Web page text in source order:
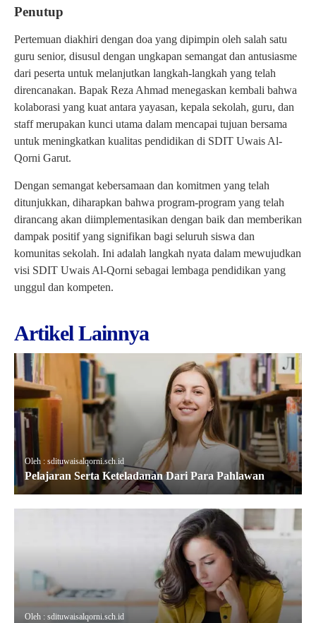
Penutup
Pertemuan diakhiri dengan doa yang dipimpin oleh salah satu
guru senior, disusul dengan ungkapan semangat dan antusiasme
dari peserta untuk melanjutkan langkah-langkah yang telah
direncanakan. Bapak Reza Ahmad menegaskan kembali bahwa
kolaborasi yang kuat antara yayasan, kepala sekolah, guru, dan
staff merupakan kunci utama dalam mencapai tujuan bersama
untuk meningkatkan kualitas pendidikan di SDIT Uwais Al-
Qorni Garut.
Dengan semangat kebersamaan dan komitmen yang telah
ditunjukkan, diharapkan bahwa program-program yang telah
dirancang akan diimplementasikan dengan baik dan memberikan
dampak positif yang signifikan bagi seluruh siswa dan
komunitas sekolah. Ini adalah langkah nyata dalam mewujudkan
visi SDIT Uwais Al-Qorni sebagai lembaga pendidikan yang
unggul dan kompeten.
Artikel Lainnya
Oleh : sdituwaisalqorni.sch.id
Pelajaran Serta Keteladanan Dari Para Pahlawan
Oleh : sdituwaisalqorni.sch.id